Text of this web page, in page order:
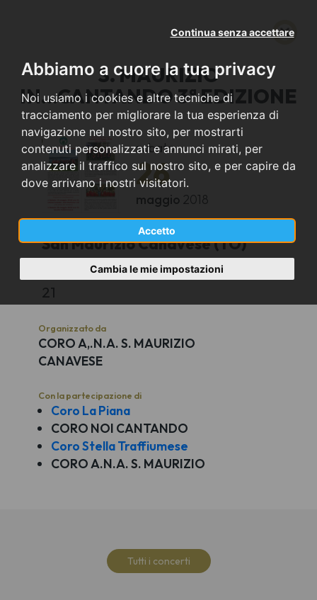
Abbiamo a cuore la tua privacy
Noi usiamo i cookies e altre tecniche di
tracciamento per migliorare la tua esperienza di
navigazione nel nostro sito, per mostrarti
contenuti personalizzati e annunci mirati, per
analizzare il traffico sul nostro sito, e per capire da
dove arrivano i nostri visitatori.
Accetto
Continua senza accettare
Cambia le mie impostazioni
S. MAURIZIO
IN...CANTANDO 3ª EDIZIONE
sabato
26
maggio 2018
San Maurizio Canavese (TO)
SALONE PRROCCHIALE
21
Organizzato da
CORO A,.N.A. S. MAURIZIO
CANAVESE
Con la partecipazione di
Coro La Piana
CORO NOI CANTANDO
Coro Stella Traffiumese
CORO A.N.A. S. MAURIZIO
Tutti i concerti